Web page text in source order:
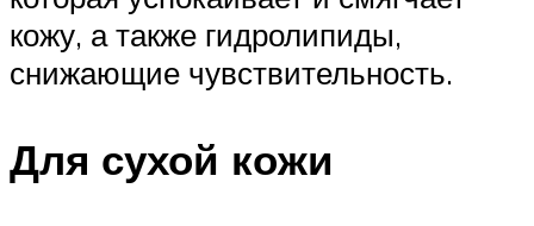
кожу, а также гидролипиды,
снижающие чувствительность.
Для сухой кожи